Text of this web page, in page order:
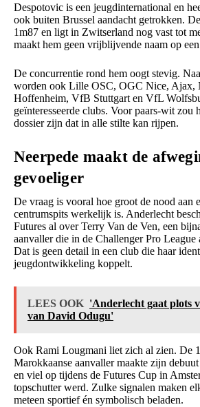
Despotovic is een jeugdinternational en
ook buiten Brussel aandacht getrokken.
1m87 en ligt in Zwitserland nog vast tot
maakt hem geen vrijblijvende naam op
De concurrentie rond hem oogt stevig.
worden ook Lille OSC, OGC Nice, Ajax,
Hoffenheim, VfB Stuttgart en VfL
geïnteresseerde clubs. Voor paars-wit zou
dossier zijn dat in alle stilte kan rijpen.
Neerpede maakt de
gevoeliger
De vraag is vooral hoe groot de nood aan
centrumspits werkelijk is. Anderlecht
Futures al over Terry Van de Ven, een
aanvaller die in de Challenger Pro League
Dat is geen detail in een club die haar
jeugdontwikkeling koppelt.
LEES OOK 'Anderlecht gaat plots
van David Odugu'
Ook Rami Lougmani liet zich al zien. De
Marokkaanse aanvaller maakte zijn
en viel op tijdens de Futures Cup in
topschutter werd. Zulke signalen maken
meteen sportief én symbolisch beladen.